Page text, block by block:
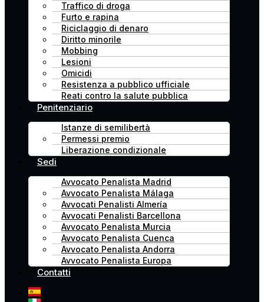
Traffico di droga
Furto e rapina
Riciclaggio di denaro
Diritto minorile
Mobbing
Lesioni
Omicidi
Resistenza a pubblico ufficiale
Reati contro la salute pubblica
Penitenziario
Istanze di semilibertà
Permessi premio
Liberazione condizionale
Sedi
Avvocato Penalista Madrid
Avvocato Penalista Málaga
Avvocati Penalisti Almería
Avvocati Penalisti Barcellona
Avvocato Penalista Murcia
Avvocato Penalista Cuenca
Avvocato Penalista Andorra
Avvocato Penalista Europa
Contatti